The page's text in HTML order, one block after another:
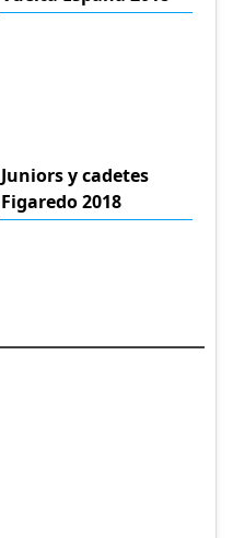
Juniors y cadetes
Figaredo 2018